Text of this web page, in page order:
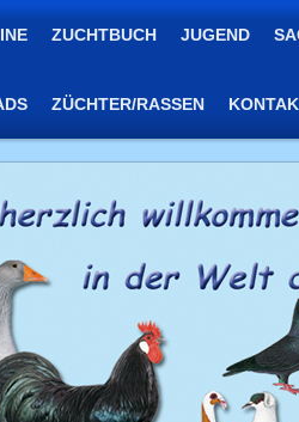
ZUCHTBUCH JUGEND
ZÜCHTER/RASSEN